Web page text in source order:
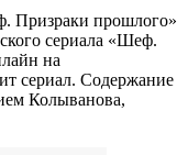
Призраки прошлого»
сериала «Шеф.
на
сериал. Содержание
Колыванова,